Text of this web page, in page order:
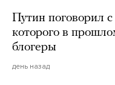
Путин поговорил
которого в
блогеры
день назад